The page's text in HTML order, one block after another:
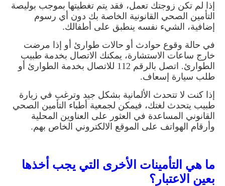
إذا لم تكن زوجتك تعمل، فقد يتم تغطيتها بموجب بوليصة
التأمين الصحي القانونية الخاصة بك دون أي رسوم
إضافية، الشيء نفسه ينطبق على أطفالك.
في حالة وقوع حوادث أو حالات طوارئ أو إذا مرضت
خارج ساعات الاستشارة، يمكنك الاتصال بخدمة طبيب
الطوارئ. اتصل بالرقم 112 للاتصال بخدمة الطوارئ أو
طلب سيارة إسعاف.
إذا كنت لا تتحدث الألمانية بشكل جيد وترغب في زيارة
طبيب يتحدث لغتك، فيمكن لجمعية أطباء التأمين الصحي
القانوني المساعدة في العثور على العناوين المحلية
وأرقام الهواتف على الموقع الالكتروني الخاص بهم.
ما هي التأمينات الأخرى التي يجب أخذها
بعين الاعتبار؟